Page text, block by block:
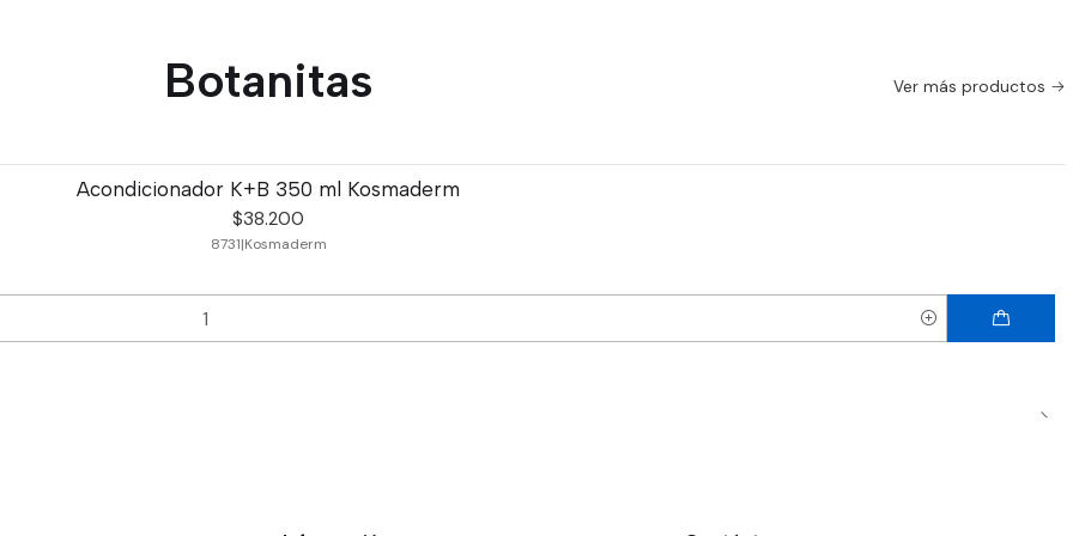
Botanitas Ver más productos
Acondicionador K+B 350 ml Kosmaderm
$38.200
8731|Kosmaderm